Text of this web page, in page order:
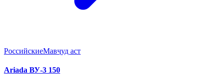
РоссийскиеМавҷуд аст
Ariada ВУ-3 150